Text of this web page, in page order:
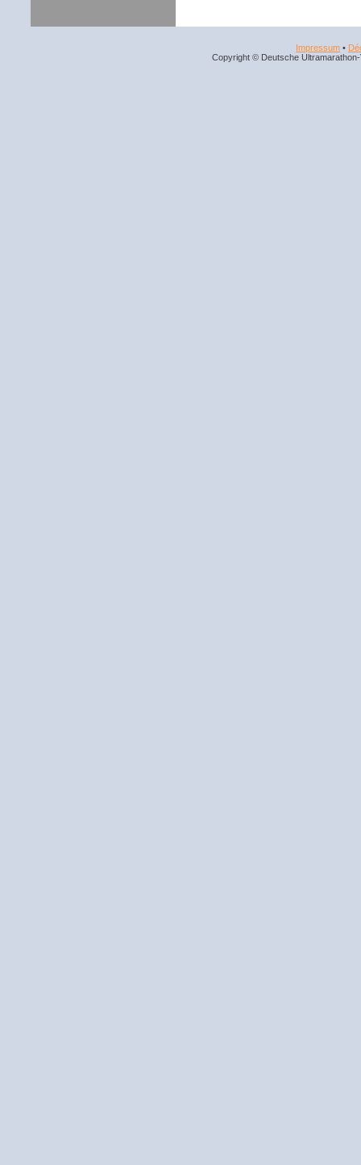
Impressum •
Copyright © Deutsche